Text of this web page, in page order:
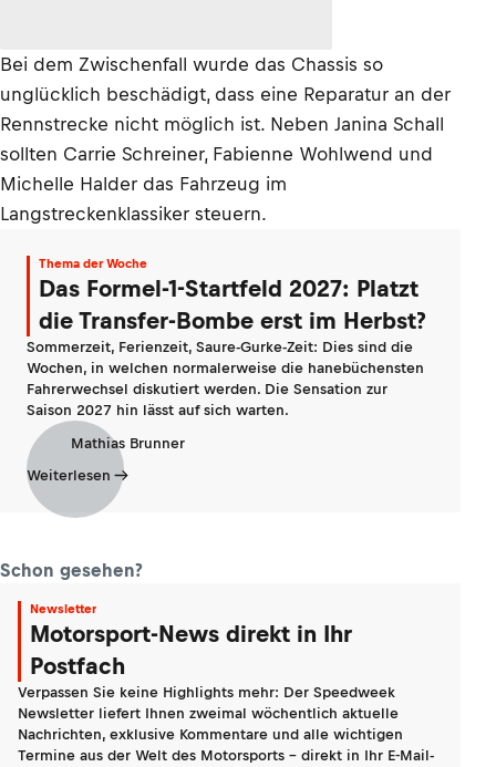
Bei dem Zwischenfall wurde das Chassis so
unglücklich beschädigt, dass eine Reparatur an der
Rennstrecke nicht möglich ist. Neben Janina Schall
sollten Carrie Schreiner, Fabienne Wohlwend und
Michelle Halder das Fahrzeug im
Langstreckenklassiker steuern.
Thema der Woche
Das Formel-1-Startfeld 2027: Platzt
die Transfer-Bombe erst im Herbst?
Sommerzeit, Ferienzeit, Saure-Gurke-Zeit: Dies sind die
Wochen, in welchen normalerweise die hanebüchensten
Fahrerwechsel diskutiert werden. Die Sensation zur
Saison 2027 hin lässt auf sich warten.
Mathias Brunner
Weiterlesen
Schon gesehen?
Newsletter
Motorsport-News direkt in Ihr
Postfach
Verpassen Sie keine Highlights mehr: Der Speedweek
Newsletter liefert Ihnen zweimal wöchentlich aktuelle
Nachrichten, exklusive Kommentare und alle wichtigen
Termine aus der Welt des Motorsports - direkt in Ihr E-Mail-